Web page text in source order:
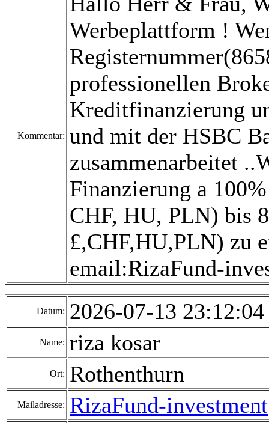
Kommentar:
Werbeplattform !
professionellen
Kreditfinanzierung
und mit der HSBC
zusammenarbeitet
Finanzierung a
CHF, HU, PLN) bis
£,CHF,HU,PLN) zu
email:RizaFund-
Datum: 2026-07-13
Name: riza kosar
Ort: Rothenthurn
Mailadresse: RizaFund-